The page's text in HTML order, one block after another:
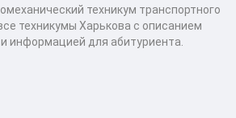
техникум транспортного
техникумы Харькова с описанием
информацией для абитуриента.